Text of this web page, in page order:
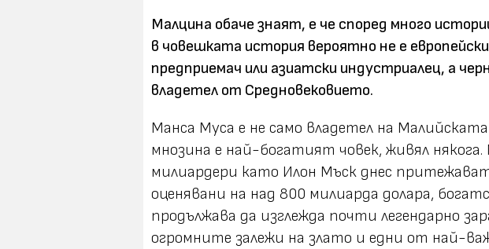
Малцина обаче знаят, е че според много
в човешката история вероятно не е
предприемач или азиатски индустриалец, а
владетел от Средновековието.
Манса Муса е не само владетел на
мнозина е най-богатият човек, живял някога.
милиардери като Илон Мъск днес
оценявани на над 800 милиарда долара,
продължава да изглежда почти легендарно
огромните залежи на злато и едни от най-